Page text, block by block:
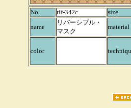
No. tif-342c
size
name
リバーシブル・
マスク
material
color